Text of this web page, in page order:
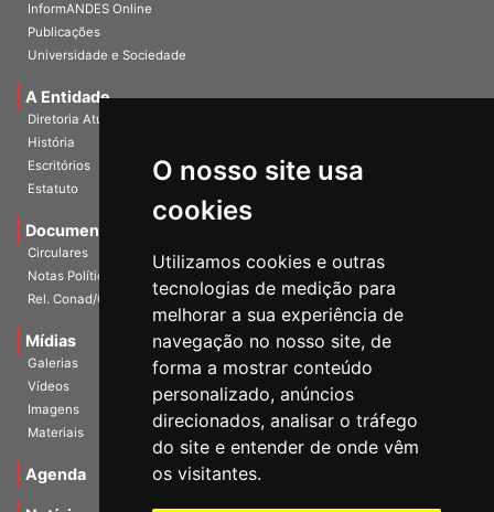
O nosso site usa
cookies
Utilizamos cookies e outras
tecnologias de medição para
melhorar a sua experiência de
navegação no nosso site, de
forma a mostrar conteúdo
personalizado, anúncios
direcionados, analisar o tráfego
do site e entender de onde vêm
os visitantes.
InformANDES Online
Publicações
Universidade e Sociedade
A Entidade
Diretoria Atual
História
Escritórios
Estatuto
Documentos
Circulares
Notas Políticas
Rel. Conad/Congresso
Mídias
Galerias
Vídeos
Imagens
Materiais
Agenda